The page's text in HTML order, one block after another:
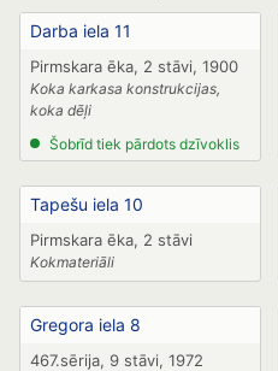
Darba iela 11
Pirmskara ēka, 2 stāvi, 1900
Koka karkasa konstrukcijas,
koka dēļi
Šobrīd tiek pārdots dzīvoklis
Tapešu iela 10
Pirmskara ēka, 2 stāvi
Kokmateriāli
Gregora iela 8
467.sērija, 9 stāvi, 1972